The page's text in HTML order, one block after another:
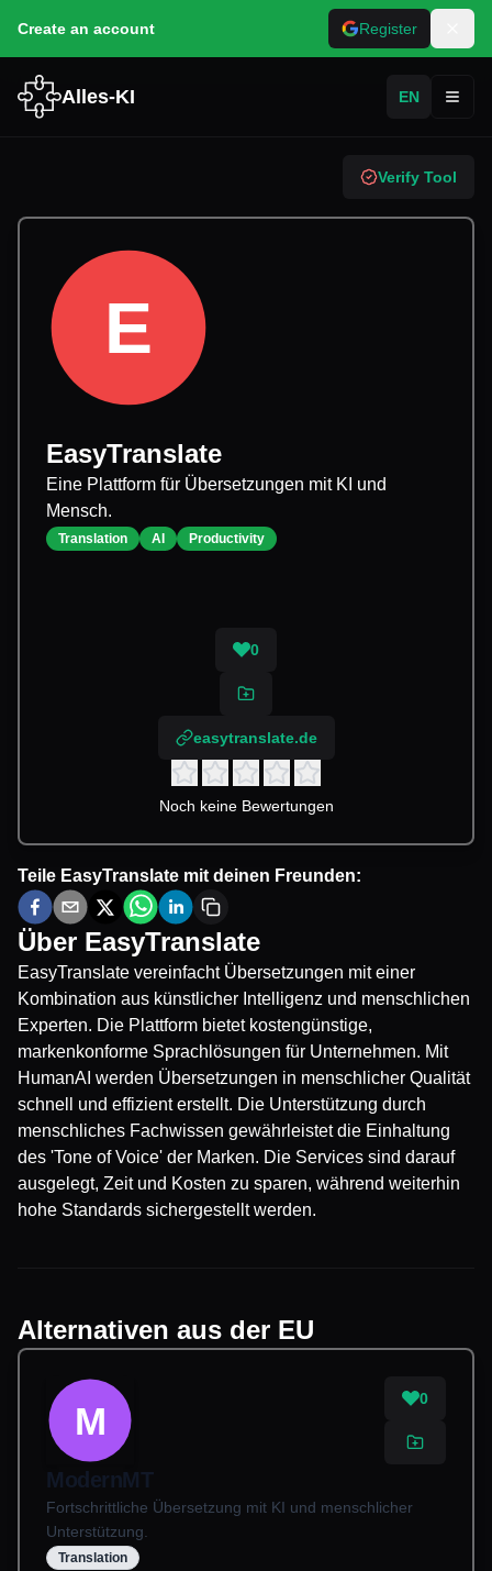
Create an account Register
Alles-KI EN
Verify Tool
E
EasyTranslate
Eine Plattform für Übersetzungen mit KI und
Mensch.
Translation AI Productivity
0
easytranslate.de
Noch keine Bewertungen
Teile EasyTranslate mit deinen Freunden:
Über EasyTranslate
EasyTranslate vereinfacht Übersetzungen mit einer
Kombination aus künstlicher Intelligenz und menschlichen
Experten. Die Plattform bietet kostengünstige,
markenkonforme Sprachlösungen für Unternehmen. Mit
HumanAI werden Übersetzungen in menschlicher Qualität
schnell und effizient erstellt. Die Unterstützung durch
menschliches Fachwissen gewährleistet die Einhaltung
des 'Tone of Voice' der Marken. Die Services sind darauf
ausgelegt, Zeit und Kosten zu sparen, während weiterhin
hohe Standards sichergestellt werden.
Alternativen aus der EU
M
0
ModernMT
Fortschrittliche Übersetzung mit KI und menschlicher
Unterstützung.
Translation